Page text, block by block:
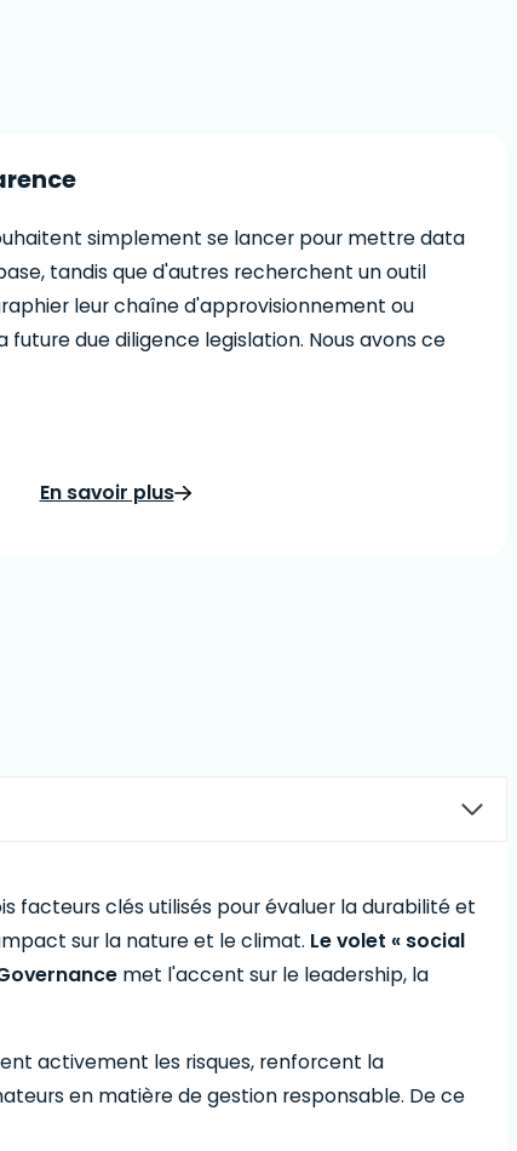
simplement se lancer pour mettre data
tandis que d'autres recherchent un outil
leur chaîne d'approvisionnement ou
due diligence legislation. Nous avons ce
En savoir plus
facteurs clés utilisés pour évaluer la durabilité et
sur la nature et le climat. Le volet « social
met l'accent sur le leadership, la
activement les risques, renforcent la
en matière de gestion responsable. De ce